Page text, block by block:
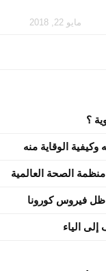
مايو 22, 2018
؟
الوقاية منه
الصحة العالمية
فيروس كورونا
الياء